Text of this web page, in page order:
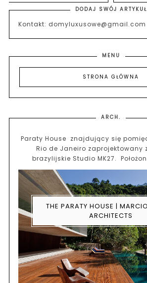
DODAJ SWÓJ ARTYKUŁ
Kontakt: domyluxusowe@gmail.com
MENU
STRONA GŁÓWNA
ARCH.
THE PARATY HOUSE |
ARCHITECTS
Paraty House znajdujący się
Rio de Janeiro zaprojektowany
brazylijskie Studio MK27.